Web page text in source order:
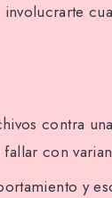
contra
con
y